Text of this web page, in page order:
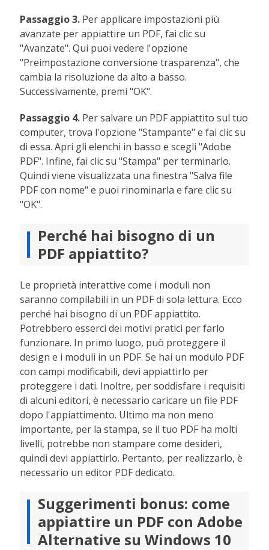
Passaggio 3. Per applicare impostazioni più
avanzate per appiattire un PDF, fai clic su
"Avanzate". Qui puoi vedere l'opzione
"Preimpostazione conversione trasparenza", che
cambia la risoluzione da alto a basso.
Successivamente, premi "OK".
Passaggio 4. Per salvare un PDF appiattito sul tuo
computer, trova l'opzione "Stampante" e fai clic su
di essa. Apri gli elenchi in basso e scegli "Adobe
PDF". Infine, fai clic su "Stampa" per terminarlo.
Quindi viene visualizzata una finestra "Salva file
PDF con nome" e puoi rinominarla e fare clic su
"OK".
Perché hai bisogno di un
PDF appiattito?
Le proprietà interattive come i moduli non
saranno compilabili in un PDF di sola lettura. Ecco
perché hai bisogno di un PDF appiattito.
Potrebbero esserci dei motivi pratici per farlo
funzionare. In primo luogo, può proteggere il
design e i moduli in un PDF. Se hai un modulo PDF
con campi modificabili, devi appiattirlo per
proteggere i dati. Inoltre, per soddisfare i requisiti
di alcuni editori, è necessario caricare un file PDF
dopo l'appiattimento. Ultimo ma non meno
importante, per la stampa, se il tuo PDF ha molti
livelli, potrebbe non stampare come desideri,
quindi devi appiattirlo. Pertanto, per realizzarlo, è
necessario un editor PDF dedicato.
Suggerimenti bonus: come
appiattire un PDF con Adobe
Alternative su Windows 10